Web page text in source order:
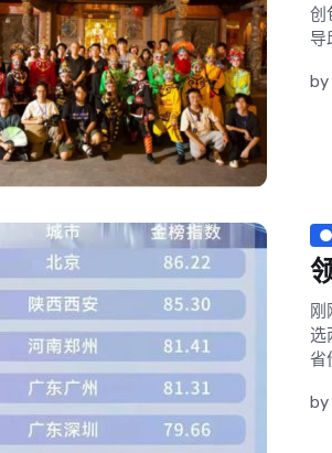
创
导
by
选
省